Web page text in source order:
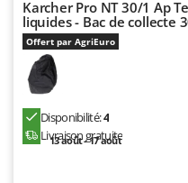
Karcher Pro NT 30/1 Ap
liquides - Bac de collecte
Offert par AgriEuro
Disponibilité:4
Livraison gratuite
13 août - 17 août